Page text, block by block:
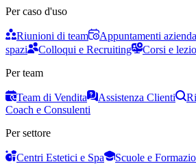
Per caso d'uso
Riunioni di team Appuntamenti
spazi
Colloqui e Recruiting
Corsi e
Per team
Team di Vendita Assistenza Clienti
Coach e Consulenti
Per settore
Centri Estetici e Spa Scuole e